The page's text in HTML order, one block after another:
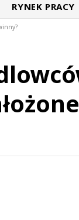
RYNEK PRACY